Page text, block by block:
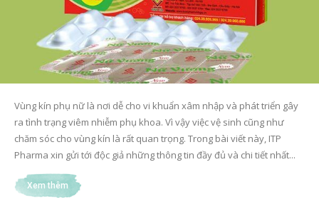
Vùng kín phụ nữ là nơi dễ cho vi khuẩn xâm nhập và phát triển gây
ra tình trạng viêm nhiễm phụ khoa. Vì vậy việc vệ sinh cũng như
chăm sóc cho vùng kín là rất quan trọng. Trong bài viết này, ITP
Pharma xin gửi tới độc giả những thông tin đầy đủ và chi tiết nhất...
Xem thêm